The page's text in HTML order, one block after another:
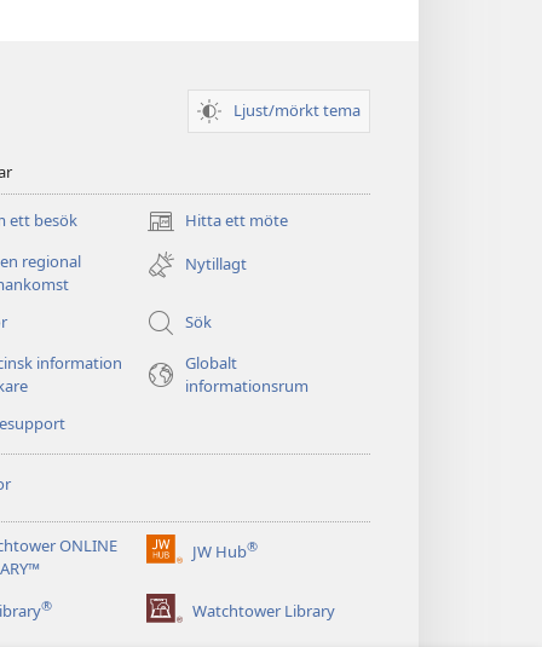
Ljust/mörkt tema
ett besök Hitta ett möte
(öppnar
nytt
fönster)
regional
Nytillagt
Sök
information
Globalt
informationsrum
ONLINE
JW Hub®
(öppnar
fönster)
® Watchtower Library